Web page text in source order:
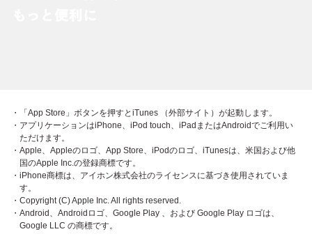
・「App Store」ボタンを押すとiTunes （外部サイト）が起動します。
・アプリケーションはiPhone、iPod touch、iPadまたはAndroidでご利用い
ただけます。
・Apple、Appleのロゴ、App Store、iPodのロゴ、iTunesは、米国および他
国のApple Inc.の登録商標です。
・iPhone商標は、アイホン株式会社のライセンスに基づき使用されていま
す。
・Copyright (C) Apple Inc. All rights reserved.
・Android、Androidロゴ、Google Play 、および Google Play ロゴは、
Google LLC の商標です。